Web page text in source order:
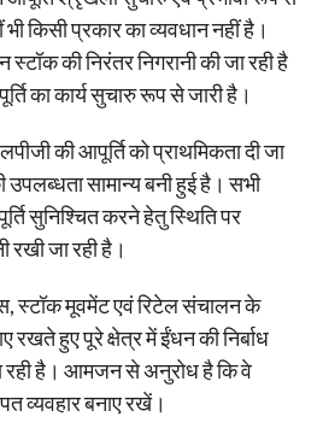
किसी प्रकार का व्यवधान नहीं है।
की निरंतर निगरानी की जा रही है
का कार्य सुचारु रूप से जारी है।
की आपूर्ति को प्राथमिकता दी जा
उपलब्धता सामान्य बनी हुई है। सभी
सुनिश्चित करने हेतु स्थिति पर
रखी जा रही है।
स्टॉक मूवमेंट एवं रिटेल संचालन के
हुए पूरे क्षेत्र में ईंधन की निर्बाध
रही है। आमजन से अनुरोध है कि वे
व्यवहार बनाए रखें।